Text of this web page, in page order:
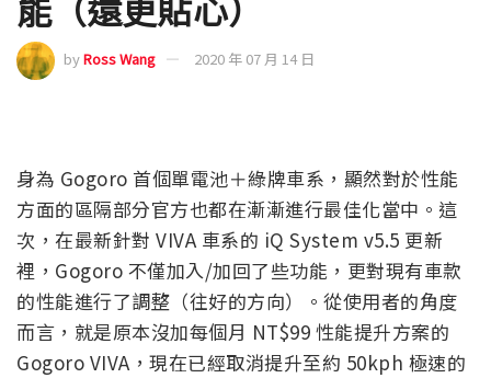
byRoss Wang 2020 年 07 月 14 日
身為 Gogoro 首個單電池＋綠牌車系，顯然對於性能
方面的區隔部分官方也都在漸漸進行最佳化當中。這
次，在最新針對 VIVA 車系的 iQ System v5.5 更新
裡，Gogoro 不僅加入/加回了些功能，更對現有車款
的性能進行了調整（往好的方向）。從使用者的角度
而言，就是原本沒加每個月 NT$99 性能提升方案的
Gogoro VIVA，現在已經取消提升至約 50kph 極速的